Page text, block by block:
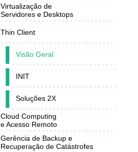
Virtualização de
Servidores e Desktops
Thin Client
Visão Geral
INIT
Soluções 2X
Cloud Computing
e Acesso Remoto
Gerência de Backup e
Recuperação de Catástrofes